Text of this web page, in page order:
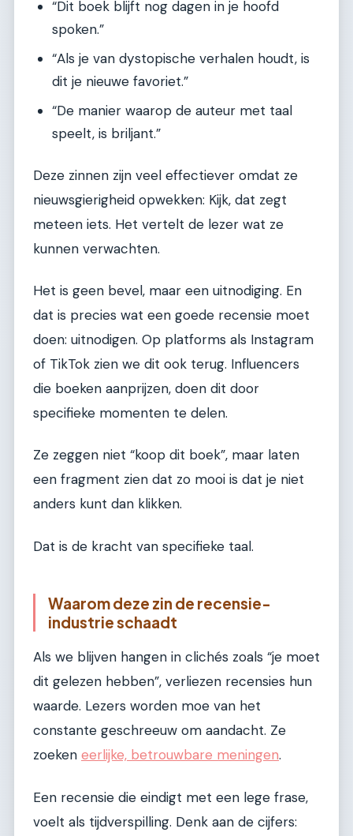
“Dit boek blijft nog dagen in je hoofd
spoken.”
“Als je van dystopische verhalen houdt, is
dit je nieuwe favoriet.”
“De manier waarop de auteur met taal
speelt, is briljant.”
Deze zinnen zijn veel effectiever omdat ze
nieuwsgierigheid opwekken: Kijk, dat zegt
meteen iets. Het vertelt de lezer wat ze
kunnen verwachten.
Het is geen bevel, maar een uitnodiging. En
dat is precies wat een goede recensie moet
doen: uitnodigen. Op platforms als Instagram
of TikTok zien we dit ook terug. Influencers
die boeken aanprijzen, doen dit door
specifieke momenten te delen.
Ze zeggen niet “koop dit boek”, maar laten
een fragment zien dat zo mooi is dat je niet
anders kunt dan klikken.
Dat is de kracht van specifieke taal.
Waarom deze zin de recensie-
industrie schaadt
Als we blijven hangen in clichés zoals “je moet
dit gelezen hebben”, verliezen recensies hun
waarde. Lezers worden moe van het
constante geschreeuw om aandacht. Ze
zoeken eerlijke, betrouwbare meningen.
Een recensie die eindigt met een lege frase,
voelt als tijdverspilling. Denk aan de cijfers: